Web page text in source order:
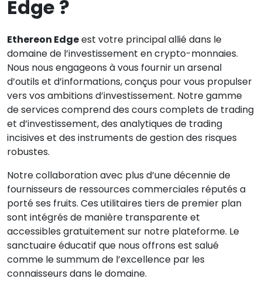
Edge ?
Ethereon Edgeest votre principal allié dans le
domaine de l’investissement en crypto-monnaies.
Nous nous engageons à vous fournir un arsenal
d’outils et d’informations, conçus pour vous propulser
vers vos ambitions d’investissement. Notre gamme
de services comprend des cours complets de trading
et d’investissement, des analytiques de trading
incisives et des instruments de gestion des risques
robustes.
Notre collaboration avec plus d’une décennie de
fournisseurs de ressources commerciales réputés a
porté ses fruits. Ces utilitaires tiers de premier plan
sont intégrés de manière transparente et
accessibles gratuitement sur notre plateforme. Le
sanctuaire éducatif que nous offrons est salué
comme le summum de l’excellence par les
connaisseurs dans le domaine.